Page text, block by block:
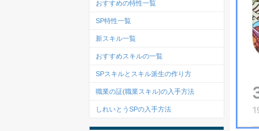
おすすめの特性一覧
SP特性一覧
新スキル一覧
おすすめスキルの一覧
SPスキルとスキル派生の作り方
職業の証(職業スキル)の入手方法
しれいとうSPの入手方法